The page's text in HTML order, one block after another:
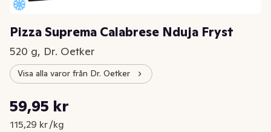
Pizza Suprema Calabrese Nduja Fryst
520 g, Dr. Oetker
Visa alla varor från Dr. Oetker
Nuvarande pris är: 59,95 kr
59,95 kr
115,29 kr /kg
Styckpris: 115,29 kr /kg